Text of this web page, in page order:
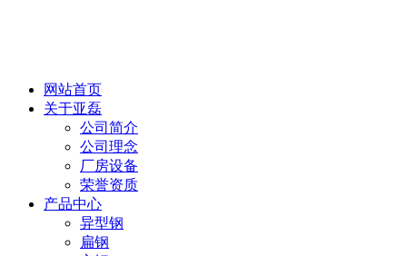
网站首页
关于亚磊
公司简介
公司理念
厂房设备
荣誉资质
产品中心
异型钢
扁钢